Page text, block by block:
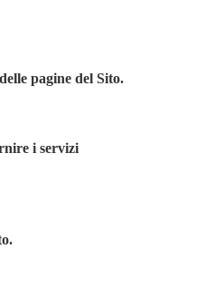
pagine del Sito.
i servizi